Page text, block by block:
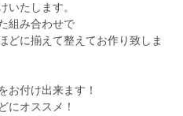
いたします。
組み合わせで
どに揃えて整えてお作り致しま
お付け出来ます！
にオススメ！